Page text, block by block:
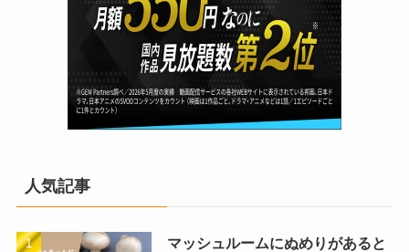
人気記事
マッシュルームにぬめりがあると